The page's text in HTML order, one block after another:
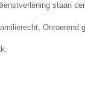
staan
Onroerend